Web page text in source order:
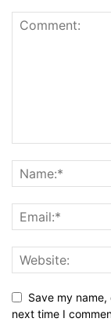
Save my
next time I